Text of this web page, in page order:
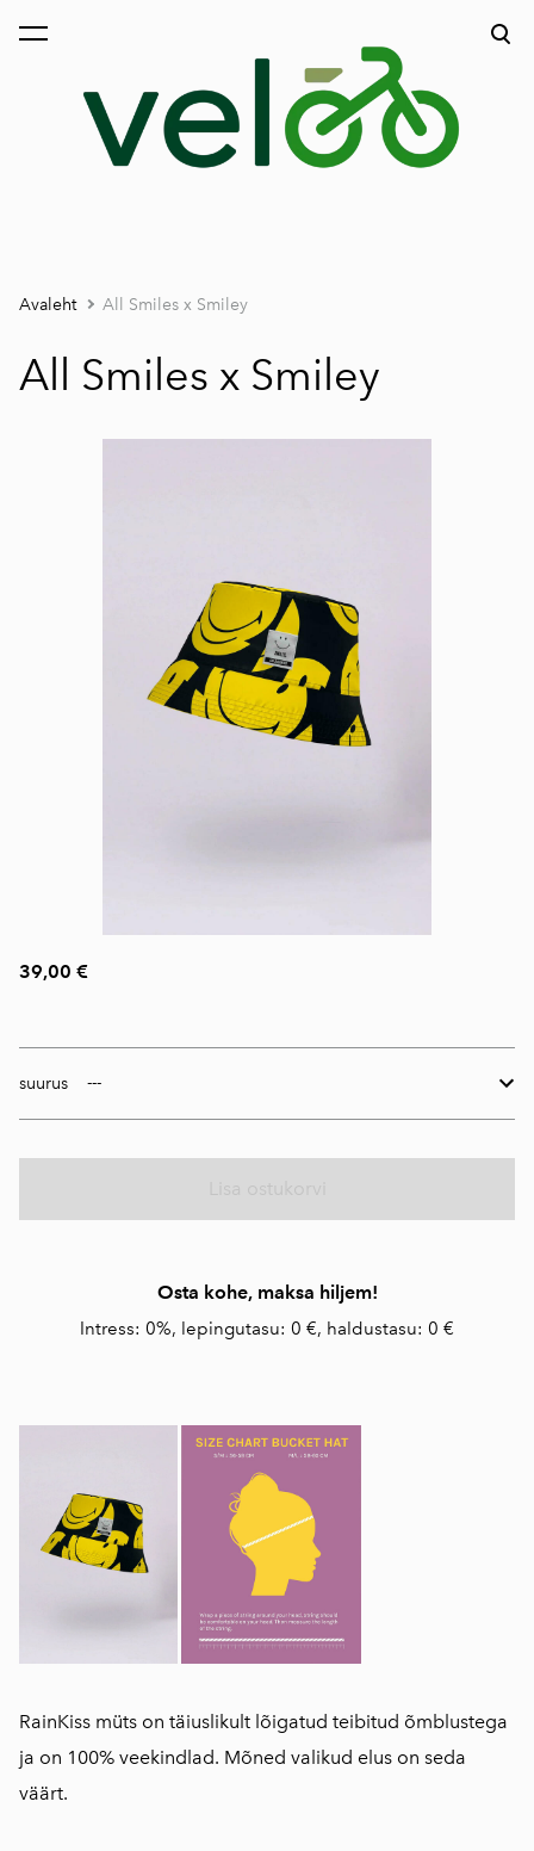
lisati ostukorvi.
Avaleht All Smiles x Smiley
All Smiles x Smiley
39,00 €
suurus
Osta kohe, maksa hiljem!
Intress: 0%, lepingutasu: 0 €, haldustasu: 0 €
RainKiss müts on täiuslikult lõigatud teibitud õmblustega
ja on 100% veekindlad. Mõned valikud elus on seda
väärt.